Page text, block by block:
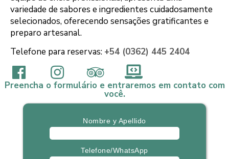
Localizado no Amerian Hotel Casino Gala, este
restaurante está situado num ambiente sofisticado,
oferecendo a calorosa hospitalidade e o serviço
atencioso característicos de um hotel cinco estrelas.
A culinária, meticulosamente elaborada por uma
equipe de chefs profissionais, apresenta uma
variedade de sabores e ingredientes cuidadosamente
selecionados, oferecendo sensações gratificantes e
preparo artesanal.